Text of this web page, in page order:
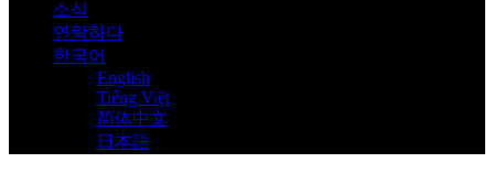
소식
연락하다
한국어
English
Tiếng Việt
简体中文
日本語